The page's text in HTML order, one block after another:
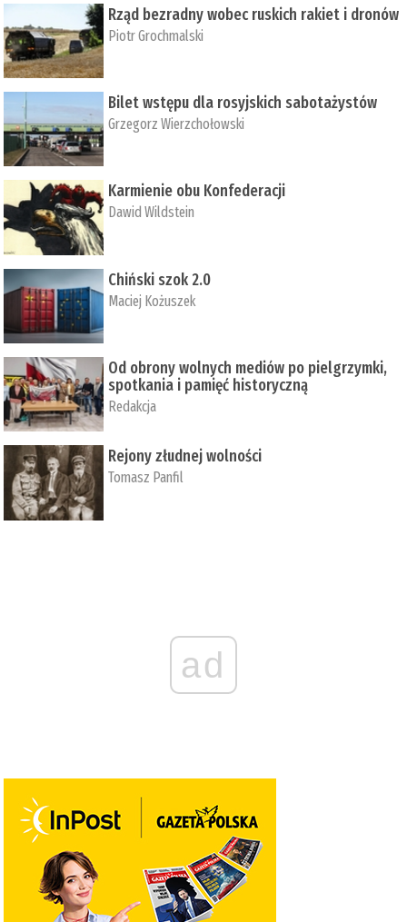
Rząd bezradny wobec ruskich rakiet i dronów
Piotr Grochmalski
Bilet wstępu dla rosyjskich sabotażystów
Grzegorz Wierzchołowski
Karmienie obu Konfederacji
Dawid Wildstein
Chiński szok 2.0
Maciej Kożuszek
Od obrony wolnych mediów po pielgrzymki,
spotkania i pamięć historyczną
Redakcja
Rejony złudnej wolności
Tomasz Panfil
ad